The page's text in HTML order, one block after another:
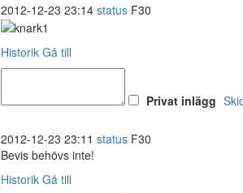
2012-12-23 23:14 status F30
Historik Gå till
Privat inlägg
2012-12-23 23:11 status F30
Bevis behövs inte!
Historik Gå till